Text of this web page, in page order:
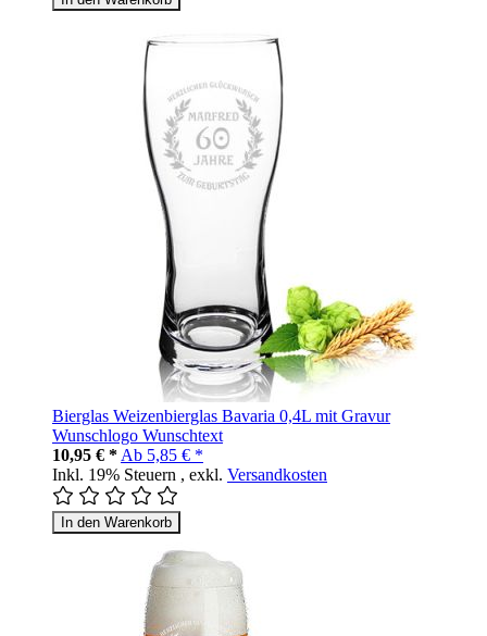
Bierglas Weizenbierglas Bavaria 0,4L mit Gravur
Wunschlogo Wunschtext
10,95 € * Ab 5,85 € *
Inkl. 19% Steuern , exkl. Versandkosten
In den Warenkorb